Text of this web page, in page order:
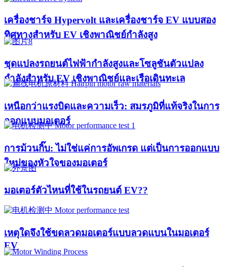
เครื่องชาร์จ Hypervolt และเครื่องชาร์จ EV แบบสอง
ทิศทางสำหรับ EV เชิงพาณิชย์กำลังสูง
ชุดแปลงรถยนต์ไฟฟ้ากำลังสูงและโซลูชันตัวแปลง
กำลังสำหรับ EV เชิงพาณิชย์และเรือเดินทะเล
เหนือกว่าแรงบิดและความเร็ว: สมรภูมิที่แท้จริงในการ
ออกแบบมอเตอร์
การม้วนกิ๊บ: ไม่ใช่แค่การอัพเกรด แต่เป็นการออกแบบ
ใหม่ของหัวใจของมอเตอร์​
มอเตอร์ตัวไหนที่ใช้ในรถยนต์ EV??​​
เหตุใดจึงใช้ขดลวดมอเตอร์แบบลวดแบนในมอเตอร์
EV